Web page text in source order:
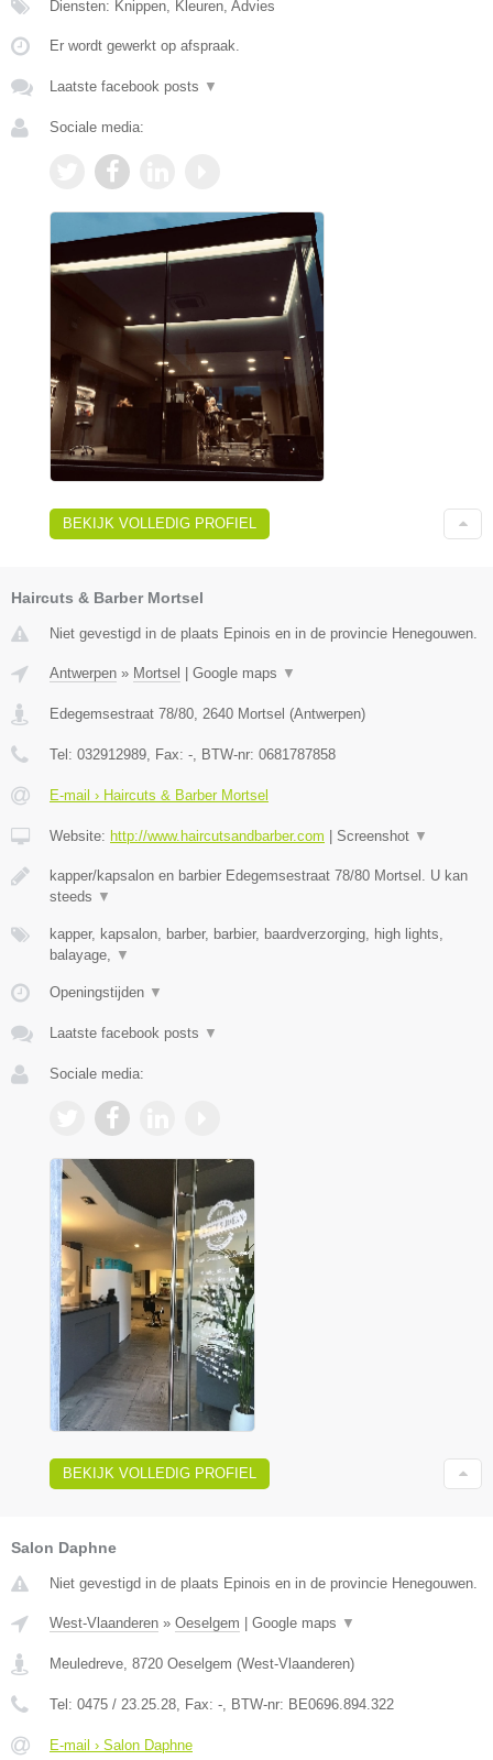
Diensten: Knippen, Kleuren, Advies
Er wordt gewerkt op afspraak.
Laatste facebook posts ▼
Sociale media:
BEKIJK VOLLEDIG PROFIEL
Haircuts & Barber Mortsel
Niet gevestigd in de plaats Epinois en in de provincie Henegouwen.
Antwerpen » Mortsel Google maps ▼
Edegemsestraat 78/80, 2640 Mortsel (Antwerpen)
Tel: 032912989, Fax: -, BTW-nr: 0681787858
E-mail › Haircuts & Barber Mortsel
Website: http://www.haircutsandbarber.com Screenshot ▼
kapper/kapsalon en barbier Edegemsestraat 78/80 Mortsel. U kan
steeds ▼
kapper, kapsalon, barber, barbier, baardverzorging, high lights,
balayage, ▼
Openingstijden ▼
Laatste facebook posts ▼
Sociale media:
BEKIJK VOLLEDIG PROFIEL
Salon Daphne
Niet gevestigd in de plaats Epinois en in de provincie Henegouwen.
West-Vlaanderen » Oeselgem Google maps ▼
Meuledreve, 8720 Oeselgem (West-Vlaanderen)
Tel: 0475 / 23.25.28, Fax: -, BTW-nr: BE0696.894.322
E-mail › Salon Daphne